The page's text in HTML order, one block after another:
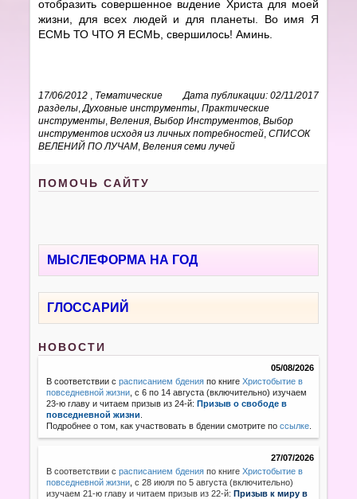
отобразить совершенное видение Христа для моей
жизни, для всех людей и для планеты. Во имя Я
ЕСМЬ ТО ЧТО Я ЕСМЬ, свершилось! Аминь.
17/06/2012 Дата публикации: 02/11/2017
Тематические
разделы ,Духовные инструменты ,Практические
инструменты ,Веления ,Выбор Инструментов ,Выбор
инструментов исходя из личных потребностей ,СПИСОК
ВЕЛЕНИЙ ПО ЛУЧАМ ,Веления семи лучей
ПОМОЧЬ САЙТУ
МЫСЛЕФОРМА НА ГОД
ГЛОССАРИЙ
НОВОСТИ
05/08/2026
В соответствии срасписанием бдения по книгеХристобытие в
повседневной жизни , с 6 по 14 августа (включительно) изучаем
23-ю главу и читаем призыв из 24-й:Призыв о свободе в
повседневной жизни
Подробнее о том, как участвовать в бдении смотрите поссылке
27/07/2026
В соответствии с расписанием бдения по книгеХристобытие в
повседневной жизни с 28 июля по 5 августа (включительно)
изучаем 21-ю главу и читаем призыв из 22-й:Призыв к миру в